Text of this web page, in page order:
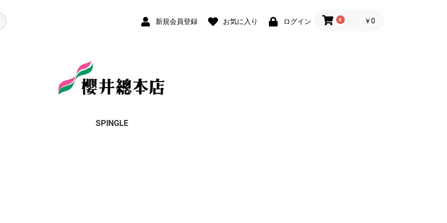
新規会員登録 お気に入り ログイン 0 ￥0
SPINGLE